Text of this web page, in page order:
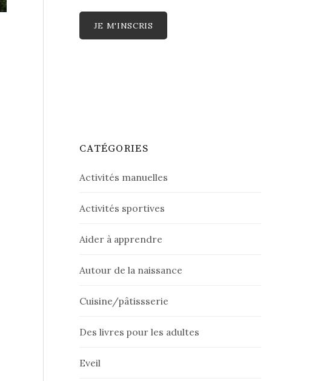
CATÉGORIES
Activités manuelles
Activités sportives
Aider à apprendre
Autour de la naissance
Cuisine/pâtissserie
Des livres pour les adultes
Eveil